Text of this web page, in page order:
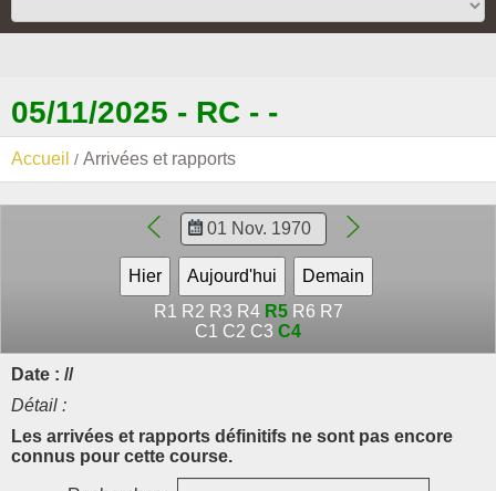
05/11/2025 - RC - -
Accueil Arrivées et rapports
R1 R2 R3 R4 R5 R6 R7
C1 C2 C3 C4
Date : //
Détail :
Les arrivées et rapports définitifs ne sont pas encore
connus pour cette course.